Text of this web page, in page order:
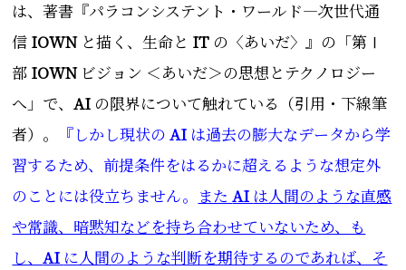
は、著書『パラコンシステント・ワールド―次世代通
信 IOWNと描く、生命と IT の〈あいだ〉』の「第Ⅰ
部 IOWNビジョン ＜あいだ＞の思想とテクノロジー
へ」で、AI の限界について触れている（引用・下線筆
者） 。 『しかし現状のAI は過去の膨大なデータから学
習するため、前提条件をはるかに超えるような想定外
のことには役立ちません。 またAI は人間のような直感
や常識、暗黙知などを持ち合わせていないため、も
し、AI に人間のような判断を期待するのであれば、そ